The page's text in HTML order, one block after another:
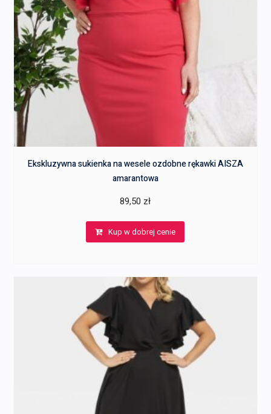
Ekskluzywna sukienka na wesele ozdobne rękawki AISZA
amarantowa
89,50 zł
Kup w dobrej cenie